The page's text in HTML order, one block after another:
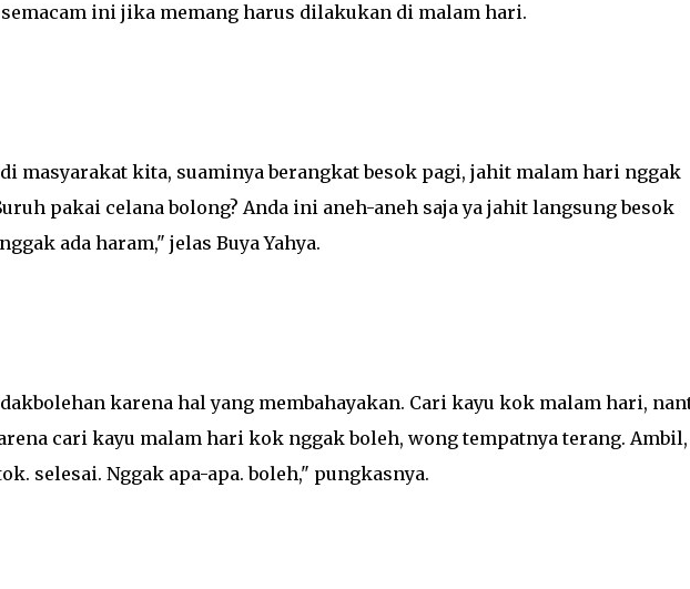
ini jika memang harus dilakukan di malam hari.
masyarakat kita, suaminya berangkat besok pagi, jahit malam hari nggak
pakai celana bolong? Anda ini aneh-aneh saja ya jahit langsung besok
ada haram," jelas Buya Yahya.
karena hal yang membahayakan. Cari kayu kok malam hari,
cari kayu malam hari kok nggak boleh, wong tempatnya terang. Ambil,
selesai. Nggak apa-apa. boleh," pungkasnya.